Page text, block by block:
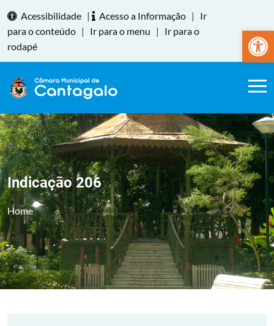
Abrir
Acessibilidade | Acesso a Informação |
Ir
para o conteúdo | Ir para o menu |
Ir para o
rodapé
Indicação 206
Home